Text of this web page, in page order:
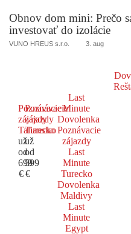
Obnov dom mini: Prečo
investovať do izolácie
VUNO HREUS s.r.o. 3. aug
Poznávacie
zájazdy
Taliansko
už
od
699
€
Poznávacie
zájazdy
Turecko
už
od
599
€
Last
Minute
Dovolenka
Poznávacie
zájazdy
Last
Minute
Turecko
Dovolenka
Maldivy
Last
Minute
Egypt